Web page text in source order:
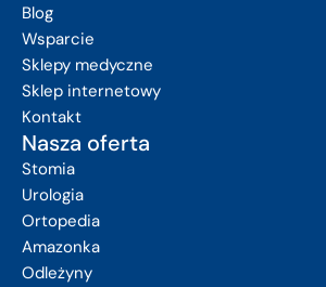
Blog
Wsparcie
Sklepy medyczne
Sklep internetowy
Kontakt
Nasza oferta
Stomia
Urologia
Ortopedia
Amazonka
Odleżyny